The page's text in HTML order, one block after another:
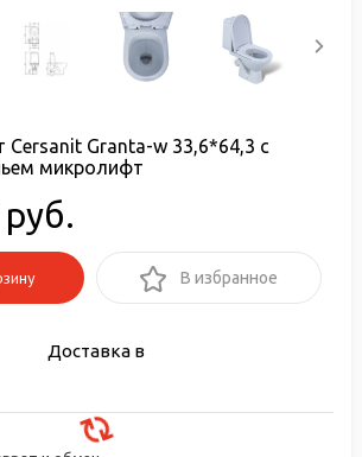
Cersanit Granta-w 33,6*64,3 с
микролифт
В избранное
Доставка в